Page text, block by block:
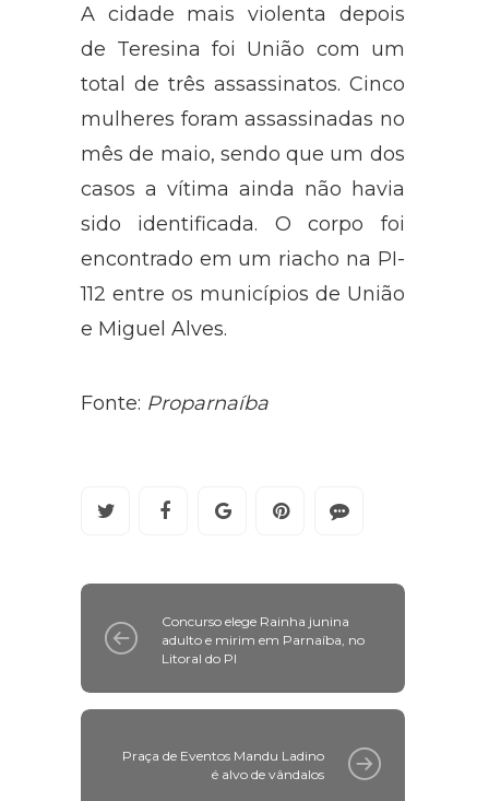
A cidade mais violenta depois
de Teresina foi União com um
total de três assassinatos. Cinco
mulheres foram assassinadas no
mês de maio, sendo que um dos
casos a vítima ainda não havia
sido identificada. O corpo foi
encontrado em um riacho na PI-
112 entre os municípios de União
e Miguel Alves.
Fonte: Proparnaíba
Concurso elege Rainha junina
adulto e mirim em Parnaíba, no
Litoral do PI
Praça de Eventos Mandu Ladino
é alvo de vândalos